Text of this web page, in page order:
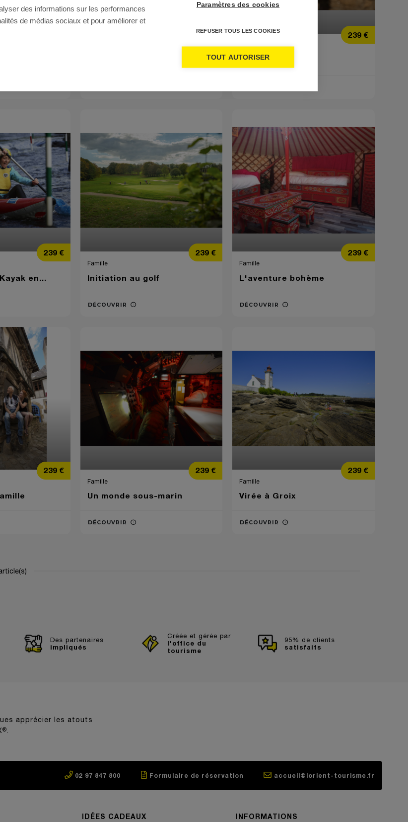
des informations sur les performances
de médias sociaux et pour améliorer et
Paramètres des cookies
REFUSER TOUS LES COOKIES
TOUT AUTORISER
Prix239 € Prix239 €
Famille
Cap sur l'Orient !
Prix239 €
en...
Prix239 €
Famille
Initiation au golf
DÉCOUVRIR
Prix239 €
Famille
L'aventure bohème
DÉCOUVRIR
Prix239 € Prix239 €
Famille
Un monde sous-marin
DÉCOUVRIR
Prix239 €
Famille
Virée à Groix
DÉCOUVRIR
Des partenaires
impliqués
Créée et gérée par
l'office du
tourisme
95% de clients
satisfaits
apprécier les atouts
®
02 97 847 800 Formulaire de réservation accueil@lorient-tourisme.fr
IDÉES CADEAUX INFORMATIONS